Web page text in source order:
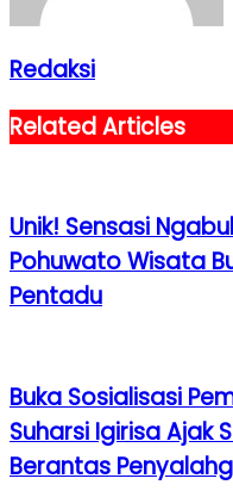
Redaksi
Related Articles
Unik! Sensasi
Pohuwato Wisata
Pentadu
Buka Sosialisasi
Suharsi Igirisa Ajak
Berantas